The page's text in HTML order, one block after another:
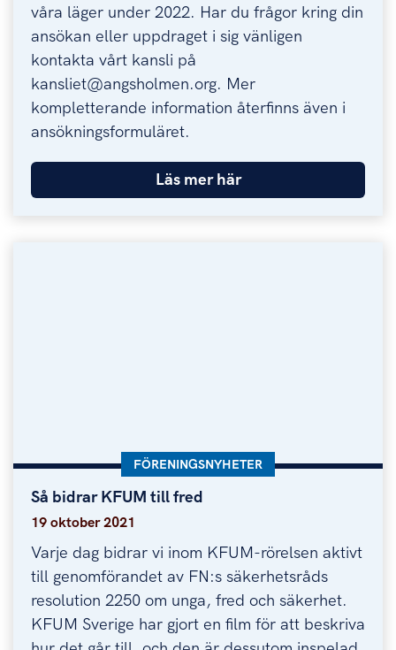
våra läger under 2022. Har du frågor kring din
ansökan eller uppdraget i sig vänligen
kontakta vårt kansli på
kansliet@angsholmen.org. Mer
kompletterande information återfinns även i
ansökningsformuläret.
Läs mer här
Så bidrar KFUM till fred
Så bidrar KFUM till fred
KATEGORI:
FÖRENINGSNYHETER
19 oktober 2021
Varje dag bidrar vi inom KFUM-rörelsen aktivt
till genomförandet av FN:s säkerhetsråds
resolution 2250 om unga, fred och säkerhet.
KFUM Sverige har gjort en film för att beskriva